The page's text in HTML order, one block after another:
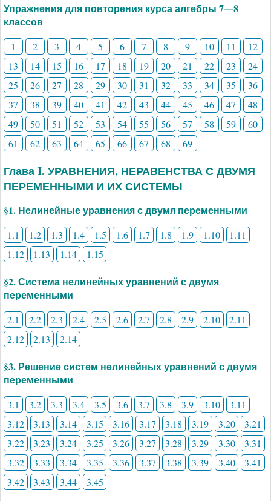
Упражнения для повторения курса алгебры 7—8
классов
1 2 3 4 5 6 7 8 9 10 11
12
13
14 15 16 17 18 19 20 21 22 23
24
25
26 27 28 29 30 31 32 33 34 35
36
37
38 39 40 41 42 43 44 45 46 47
48
49
50 51 52 53 54 55 56 57 58 59
60
61
62 63 64 65 66 67 68 69
Глава I. УРАВНЕНИЯ, НЕРАВЕНСТВА С ДВУМЯ
ПЕРЕМЕННЫМИ И ИХ СИСТЕМЫ
§1. Нелинейные уравнения с двумя переменными
1.1 1.2 1.3 1.4 1.5 1.6 1.7 1.8 1.9 1.10
1.11
1.12
1.13 1.14 1.15
§2. Система нелинейных уравнений с двумя
переменными
2.1 2.2 2.3 2.4 2.5 2.6 2.7 2.8 2.9 2.10
2.11
2.12
2.13 2.14
§3. Решение систем нелинейных уравнений с двумя
переменными
3.1 3.2 3.3 3.4 3.5 3.6 3.7 3.8 3.9 3.10
3.11
3.12
3.13 3.14 3.15 3.16 3.17 3.18 3.19 3.20
3.21
3.22
3.23 3.24 3.25 3.26 3.27 3.28 3.29 3.30
3.31
3.32
3.33 3.34 3.35 3.36 3.37 3.38 3.39 3.40
3.41
3.42
3.43 3.44 3.45